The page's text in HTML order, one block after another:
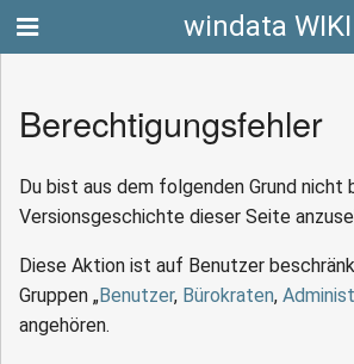
windata WIKI
Berechtigungsfehler
Du bist aus dem folgenden Grund
Versionsgeschichte dieser Seite
Diese Aktion ist auf Benutzer
Gruppen „Benutzer, Bürokraten,
angehören.